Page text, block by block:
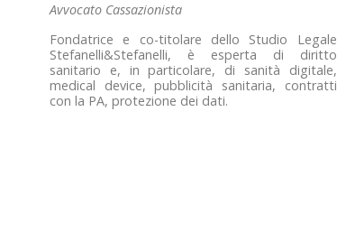
Avvocato Cassazionista
Fondatrice e co-titolare dello Studio Legale
Stefanelli&Stefanelli, è esperta di diritto
sanitario e, in particolare, di sanità digitale,
medical device, pubblicità sanitaria, contratti
con la PA, protezione dei dati.